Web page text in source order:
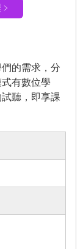
的需求，分
有數位學
聽，即享課